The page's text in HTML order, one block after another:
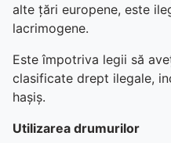
alte țări europene, este
lacrimogene.
Este împotriva legii să
clasificate drept ilegale,
hașiș.
Utilizarea drumurilor